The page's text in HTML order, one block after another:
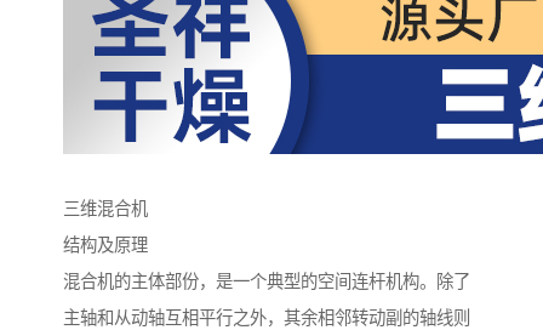
三维混合机
结构及原理
混合机的主体部份，是一个典型的空间连杆机构。除了
主轴和从动轴互相平行之外，其余相邻转动副的轴线则